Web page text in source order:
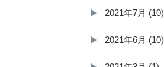
2021年7月 (10)
2021年6月 (10)